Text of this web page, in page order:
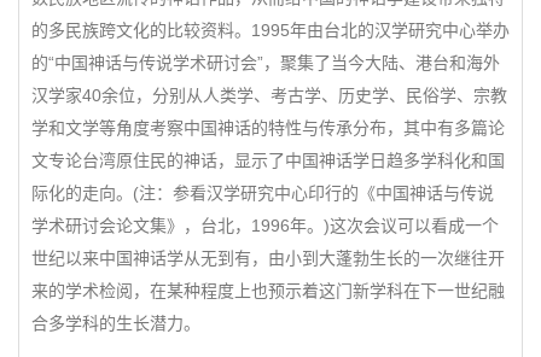
的多民族跨文化的比较资料。1995年由台北的汉学研究中心举办
的“中国神话与传说学术研讨会”，聚集了当今大陆、港台和海外
汉学家40余位，分别从人类学、考古学、历史学、民俗学、宗教
学和文学等角度考察中国神话的特性与传承分布，其中有多篇论
文专论台湾原住民的神话，显示了中国神话学日趋多学科化和国
际化的走向。(注：参看汉学研究中心印行的《中国神话与传说
学术研讨会论文集》，台北，1996年。)这次会议可以看成一个
世纪以来中国神话学从无到有，由小到大蓬勃生长的一次继往开
来的学术检阅，在某种程度上也预示着这门新学科在下一世纪融
合多学科的生长潜力。